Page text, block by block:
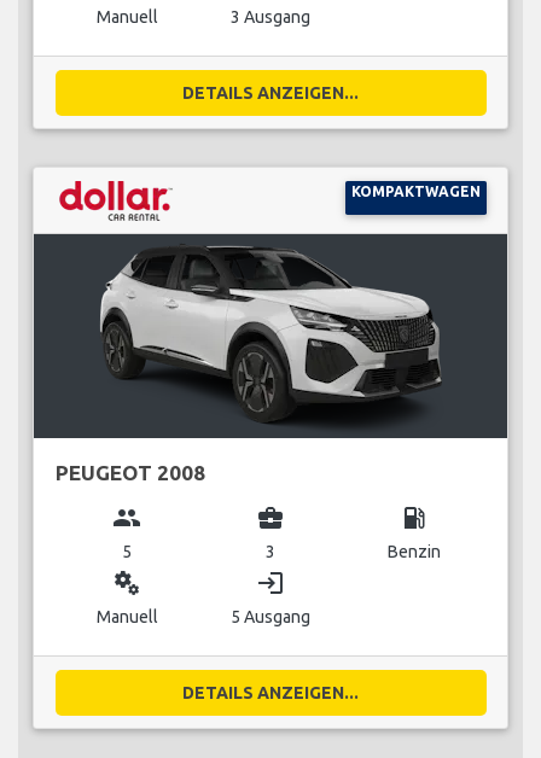
Manuell 3 Ausgang
DETAILS ANZEIGEN...
KOMPAKTWAGEN
PEUGEOT 2008
group
5
business_center
3
local_gas_station
Benzin
miscellaneous_services
Manuell
login
5 Ausgang
DETAILS ANZEIGEN...